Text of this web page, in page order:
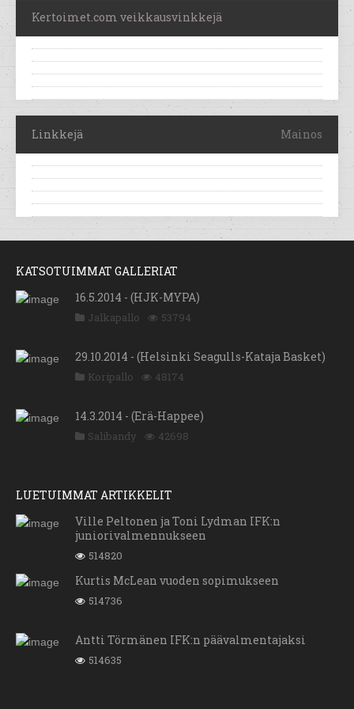
Kertoimet.com veikkausvinkkejä
Linkkejä Mainos
KATSOTUIMMAT GALLERIAT
16.5.2014 - (HJK-MYPA)
Jalkapallo 53794
29.10.2014 - (Helsinki Seagulls-Kataja Basket)
Koripallo 48174
14.3.2014 - (Erä-Happee)
Salibandy 42698
LUETUIMMAT ARTIKKELIT
Ville Peltonen ja Toni Lydman IFK:n
juniorivalmennukseen
514820
Kurtis McLean vuoden sopimukseen
514736
Antti Törmänen IFK:n päävalmentajaksi
514635